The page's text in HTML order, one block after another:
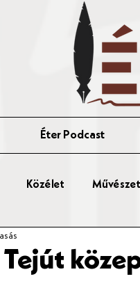
Éter Podcast
Közélet
Tejút